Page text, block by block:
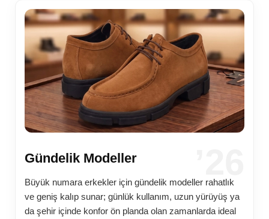
Gündelik Modeller
Büyük numara erkekler için gündelik modeller rahatlık
ve geniş kalıp sunar; günlük kullanım, uzun yürüyüş ya
da şehir içinde konfor ön planda olan zamanlarda ideal